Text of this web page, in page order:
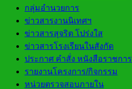
กลุ่มอำนวยการ
ข่าวสารงานนิเทศฯ
ข่าวสารสุจริต โปร่งใส
ข่าวสารโรงเรียนในสังกัด
ประกาศ คำสั่ง หนังสือราชการ
รายงานโครงการ/กิจกรรม
หน่วยตรวจสอบภายใน